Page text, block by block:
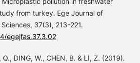
from turkey. Ege Journal of
37(3), 213-221.
egejfas.37.3.02
Q., DING, W., CHEN, B. & LI, Z. (2019).